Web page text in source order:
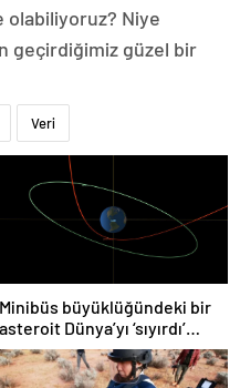
olabiliyoruz? Niye
geçirdiğimiz güzel bir
Veri
Minibüs büyüklüğündeki bir
asteroit Dünya’yı ‘sıyırdı’
geçti